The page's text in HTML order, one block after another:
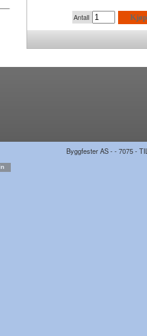
Kjøp
Antall
Byggfester AS - - 7075 -